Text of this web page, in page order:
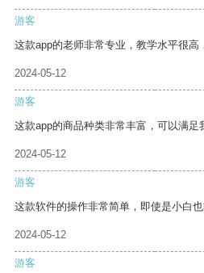
游客
这款app的老师非常专业，教学水平很高
2024-05-12
游客
这款app的商品种类非常丰富，可以满足
2024-05-12
游客
这款软件的操作非常简单，即使是小白也
2024-05-12
游客